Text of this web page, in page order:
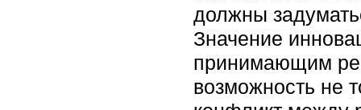
должны
Значение
принимающим
возможность не